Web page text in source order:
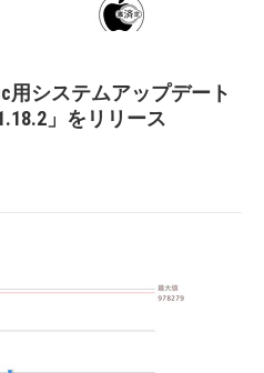
用システムアップデート
」をリリース